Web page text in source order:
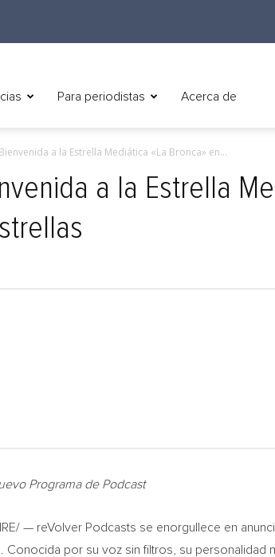
Para periodistas Acerca de
a la Estrella Mediática «La Bronca» en...
a la Estrella
Programa de Podcast
— reVolver Podcasts se enorgullece en
Conocida por su voz sin filtros, su personalidad